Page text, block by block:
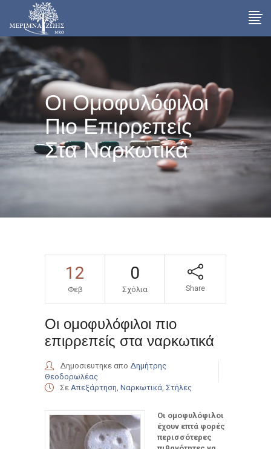
Οι Ομοφυλόφιλοι
Πιο Επιρρεπείς
Στα Ναρκωτικά
12
Φεβ
0
Σχόλια Share
Οι ομοφυλόφιλοι πιο
επιρρεπείς στα ναρκωτικά
Δημοσιευτηκε απο Δημήτρης
Θεοδορωλέας
Σε Απεξάρτηση Ναρκωτικά Στήλες
Οι ομοφυλόφιλοι
έχουν επτά φορές
περισσότερες